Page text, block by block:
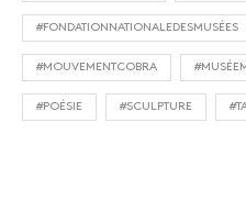
#FONDATIONNATIONALEDESMUSÉES
#MOUVEMENTCOBRA
#POÉSIE #SCULPTURE